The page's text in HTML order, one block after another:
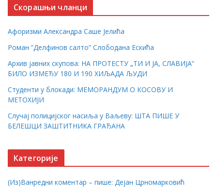
Скорашњи чланци
Афоризми Александра Саше Јелића
Роман ”Делфинов салто” Слободана Ескића
Архив јавних скупова: НА ПРОТЕСТУ „ТИ И ЈА, СЛАВИЈА“
БИЛО ИЗМЕЂУ 180 И 190 ХИЉАДА ЉУДИ
Студенти у блокади: МЕМОРАНДУМ О КОСОВУ И
МЕТОХИЈИ
Случај полицијског насиља у Ваљеву: ШТА ПИШЕ У
БЕЛЕШЦИ ЗАШТИТНИКА ГРАЂАНА
Категорије
(Из)Ванредни коментар – пише: Дејан Црномарковић